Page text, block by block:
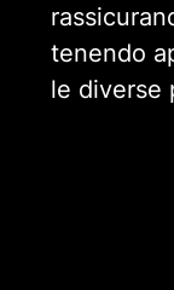
tenendo
le diverse